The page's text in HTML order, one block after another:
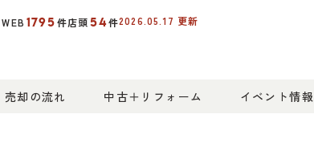
WEB 1795件店頭 54件2026.05.17 更新
売却の流れ 中古＋リフォーム イベント情報